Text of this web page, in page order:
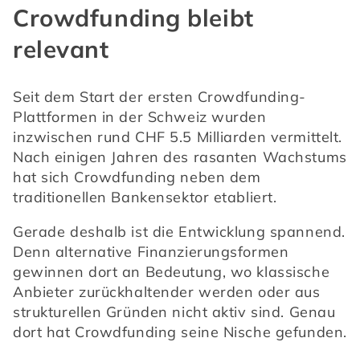
Crowdfunding bleibt
relevant
Seit dem Start der ersten Crowdfunding-
Plattformen in der Schweiz wurden
inzwischen rund CHF 5.5 Milliarden vermittelt.
Nach einigen Jahren des rasanten Wachstums
hat sich Crowdfunding neben dem
traditionellen Bankensektor etabliert.
Gerade deshalb ist die Entwicklung spannend.
Denn alternative Finanzierungsformen
gewinnen dort an Bedeutung, wo klassische
Anbieter zurückhaltender werden oder aus
strukturellen Gründen nicht aktiv sind. Genau
dort hat Crowdfunding seine Nische gefunden.